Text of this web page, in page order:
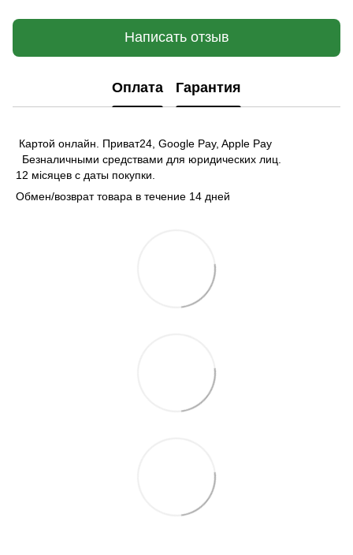
Написать отзыв
Оплата Гарантия
Картой онлайн. Приват24, Google Pay, Apple Pay
Безналичными средствами для юридических лиц.
12 місяцев с даты покупки.
Обмен/возврат товара в течение 14 дней